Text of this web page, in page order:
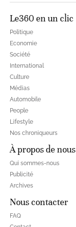
Le360 en un clic
Politique
Economie
Société
International
Culture
Médias
Automobile
People
Lifestyle
Nos chroniqueurs
À propos de nous
Qui sommes-nous
Publicité
Archives
Nous contacter
FAQ